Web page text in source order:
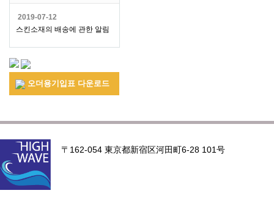
2019-07-12
스킨소재의 배송에 관한 알림
오더용기입표 다운로드
〒162-054 東京都新宿区河田町6-28 101号